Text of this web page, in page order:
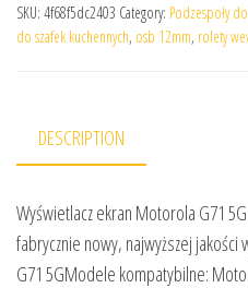
SKU: 4f68f5dc2403 Category: Podzespoły
do szafek kuchennych, osb 12mm, rolety
DESCRIPTION
Wyświetlacz ekran Motorola G71
fabrycznie nowy, najwyższej
G71 5GModele kompatybilne: